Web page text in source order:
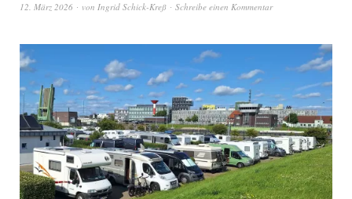
12. März 2026 von Ingrid Schick-Kreß Schreibe einen Kommentar